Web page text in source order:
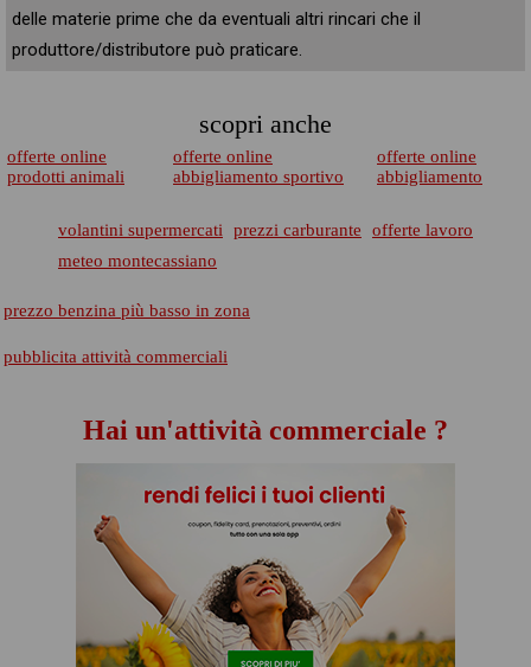
delle materie prime che da eventuali altri rincari che il
produttore/distributore può praticare.
scopri anche
offerte online
prodotti animali
offerte online
abbigliamento sportivo
offerte online
abbigliamento
volantini supermercati prezzi carburante
offerte lavoro
meteo montecassiano
prezzo benzina più basso in zona
pubblicita attività commerciali
Hai un'attività commerciale ?